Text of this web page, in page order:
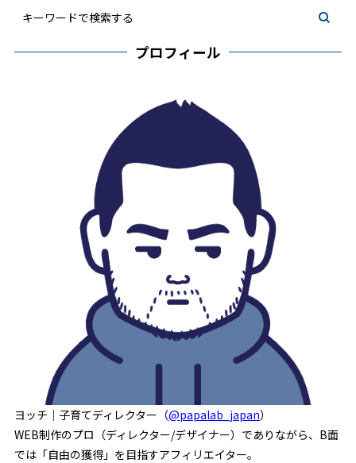
プロフィール
ヨッチ｜子育てディレクター（@papalab_japan）
WEB制作のプロ（ディレクター/デザイナー）でありながら、B面
では「自由の獲得」を目指すアフィリエイター。